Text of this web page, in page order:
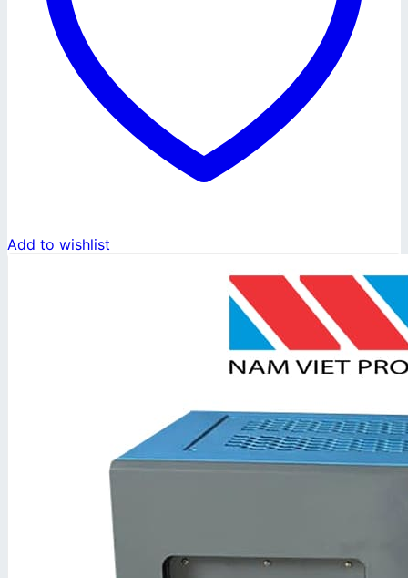
Add to wishlist